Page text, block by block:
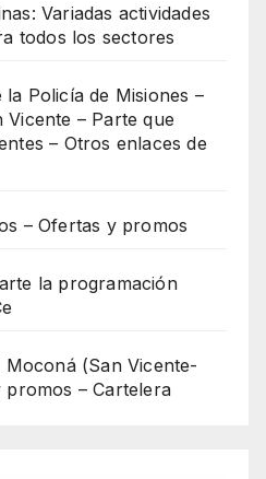
Variadas actividades
todos los sectores
la Policía de Misiones –
Vicente – Parte que
– Otros enlaces de
– Ofertas y promos
la programación
Moconá (San Vicente-
promos – Cartelera